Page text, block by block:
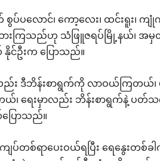
လောင်၊ ကော့လေး၊ ထင်းရူး၊ ကျုံ
ားကြသည်ဟု သံဖြူဇရပ်မြို့နယ်၊ အမှ
ဦးက ပြောသည်။
း ဒီဘိန်းစာရွက်ကို လာဝယ်ကြတယ်၊
ြတယ်၊ ရေးမှာလည်း ဘိန်းစာရွက်နဲ့
ောသည်။
တစ်ရာပေးဝယ်ရပြီး ရေနွေးတစ်